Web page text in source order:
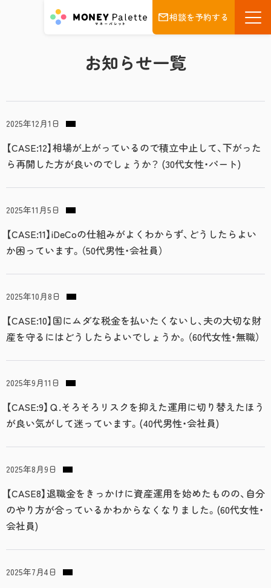
相談を予約する
お知らせ一覧
2025年12月1日
【CASE:12】相場が上がっているので積立中止して、下がった
ら再開した方が良いのでしょうか？ (30代女性・パート)
2025年11月5日
【CASE:11】iDeCoの仕組みがよくわからず、どうしたらよい
か困っています。（50代男性・会社員）
2025年10月8日
【CASE:10】国にムダな税金を払いたくないし、夫の大切な財
産を守るにはどうしたらよいでしょうか。（60代女性・無職）
2025年9月11日
【CASE:9】Ｑ.そろそろリスクを抑えた運用に切り替えたほう
が良い気がして迷っています。(40代男性・会社員)
2025年8月9日
【CASE8】退職金をきっかけに資産運用を始めたものの、自分
のやり方が合っているかわからなくなりました。(60代女性・
会社員)
2025年7月4日